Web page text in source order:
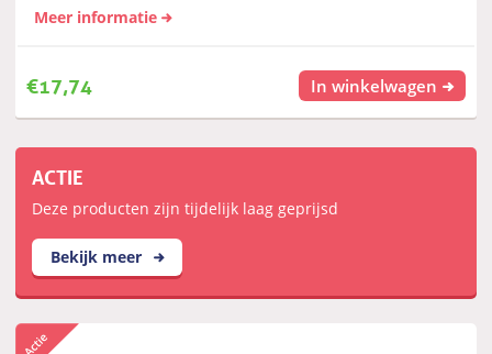
Meer informatie
€17,74 In winkelwagen
ACTIE
Deze producten zijn tijdelijk laag geprijsd
Bekijk meer